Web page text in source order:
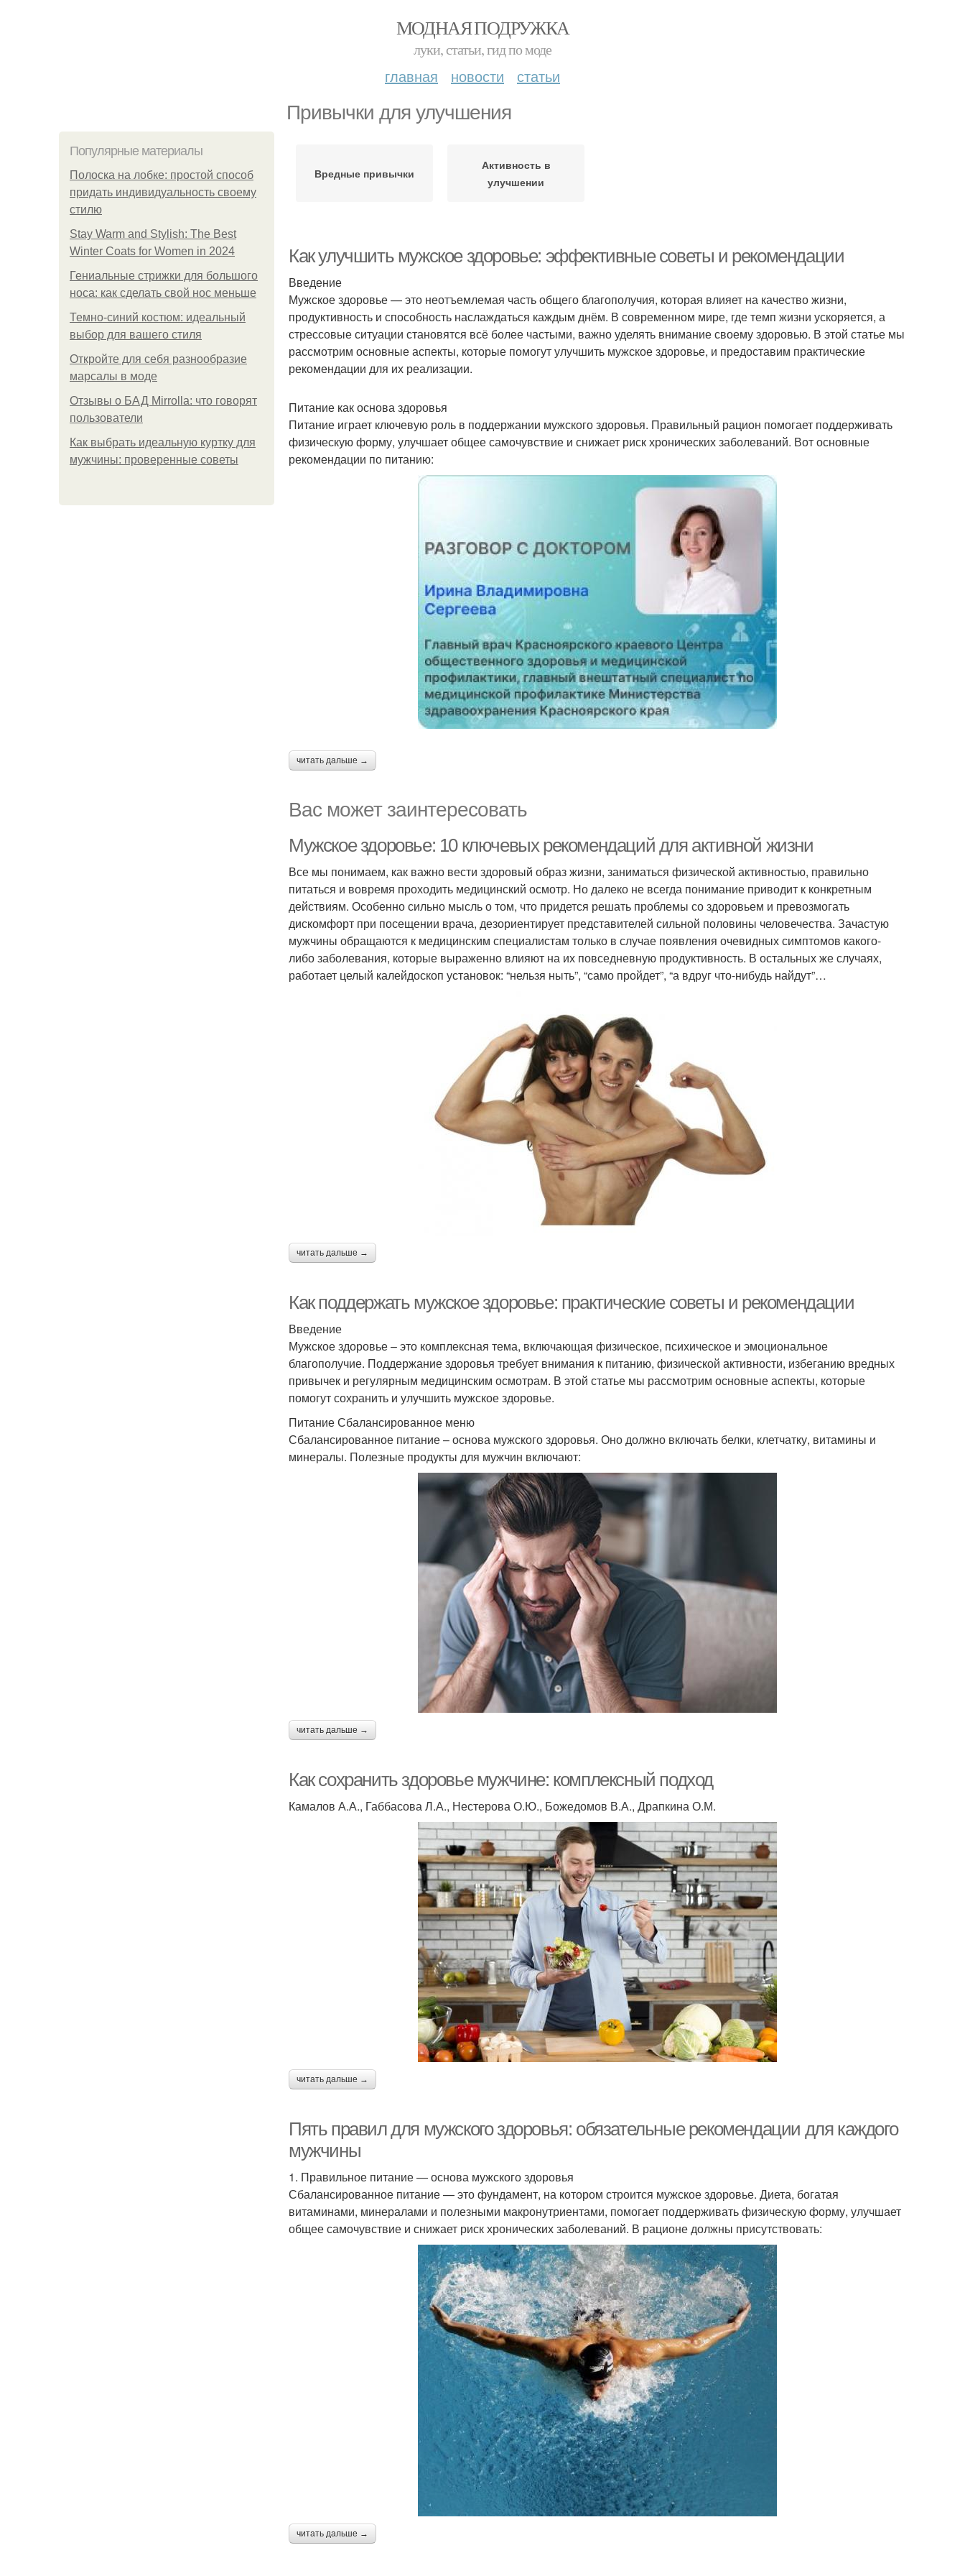
МОДНАЯ ПОДРУЖКА
луки, статьи, гид по моде
главная новости статьи
Привычки для улучшения
Популярные материалы
Полоска на лобке: простой способ
придать индивидуальность своему
стилю
Stay Warm and Stylish: The Best
Winter Coats for Women in 2024
Гениальные стрижки для большого
носа: как сделать свой нос меньше
Темно-синий костюм: идеальный
выбор для вашего стиля
Откройте для себя разнообразие
марсалы в моде
Отзывы о БАД Mirrolla: что говорят
пользователи
Как выбрать идеальную куртку для
мужчины: проверенные советы
Вредные привычки
Активность в
улучшении
Как улучшить мужское здоровье: эффективные советы и рекомендации
Введение
Мужское здоровье — это неотъемлемая часть общего благополучия, которая влияет на качество жизни,
продуктивность и способность наслаждаться каждым днём. В современном мире, где темп жизни ускоряется, а
стрессовые ситуации становятся всё более частыми, важно уделять внимание своему здоровью. В этой статье мы
рассмотрим основные аспекты, которые помогут улучшить мужское здоровье, и предоставим практические
рекомендации для их реализации.
Питание как основа здоровья
Питание играет ключевую роль в поддержании мужского здоровья. Правильный рацион помогает поддерживать
физическую форму, улучшает общее самочувствие и снижает риск хронических заболеваний. Вот основные
рекомендации по питанию:
читать дальше →
Вас может заинтересовать
Мужское здоровье: 10 ключевых рекомендаций для активной жизни
Все мы понимаем, как важно вести здоровый образ жизни, заниматься физической активностью, правильно
питаться и вовремя проходить медицинский осмотр. Но далеко не всегда понимание приводит к конкретным
действиям. Особенно сильно мысль о том, что придется решать проблемы со здоровьем и превозмогать
дискомфорт при посещении врача, дезориентирует представителей сильной половины человечества. Зачастую
мужчины обращаются к медицинским специалистам только в случае появления очевидных симптомов какого-
либо заболевания, которые выраженно влияют на их повседневную продуктивность. В остальных же случаях,
работает целый калейдоскоп установок: “нельзя ныть”, “само пройдет”, “а вдруг что-нибудь найдут”…
читать дальше →
Как поддержать мужское здоровье: практические советы и рекомендации
Введение
Мужское здоровье – это комплексная тема, включающая физическое, психическое и эмоциональное
благополучие. Поддержание здоровья требует внимания к питанию, физической активности, избеганию вредных
привычек и регулярным медицинским осмотрам. В этой статье мы рассмотрим основные аспекты, которые
помогут сохранить и улучшить мужское здоровье.
Питание Сбалансированное меню
Сбалансированное питание – основа мужского здоровья. Оно должно включать белки, клетчатку, витамины и
минералы. Полезные продукты для мужчин включают:
читать дальше →
Как сохранить здоровье мужчине: комплексный подход
Камалов А.А., Габбасова Л.А., Нестерова О.Ю., Божедомов В.А., Драпкина О.М.
читать дальше →
Пять правил для мужского здоровья: обязательные рекомендации для каждого
мужчины
1. Правильное питание — основа мужского здоровья
Сбалансированное питание — это фундамент, на котором строится мужское здоровье. Диета, богатая
витаминами, минералами и полезными макронутриентами, помогает поддерживать физическую форму, улучшает
общее самочувствие и снижает риск хронических заболеваний. В рационе должны присутствовать:
читать дальше →